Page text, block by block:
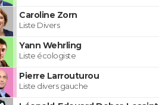
Caroline Zorn
Liste Divers
Yann Wehrling
Liste écologiste
Pierre Larrouturou
Liste divers gauche